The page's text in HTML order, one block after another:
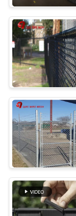
て
工
場
旅
行
品
質
管
理
金属
ュ
ワイ
の機